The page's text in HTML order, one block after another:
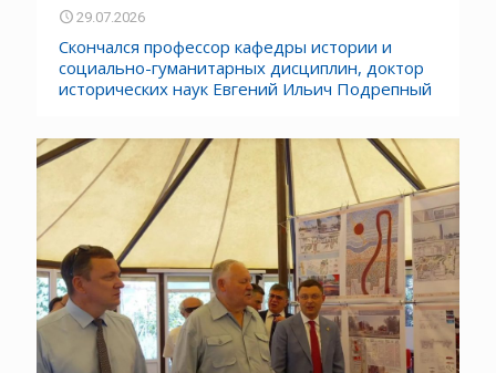
29.07.2026
Скончался профессор кафедры истории и
социально-гуманитарных дисциплин, доктор
исторических наук Евгений Ильич Подрепный